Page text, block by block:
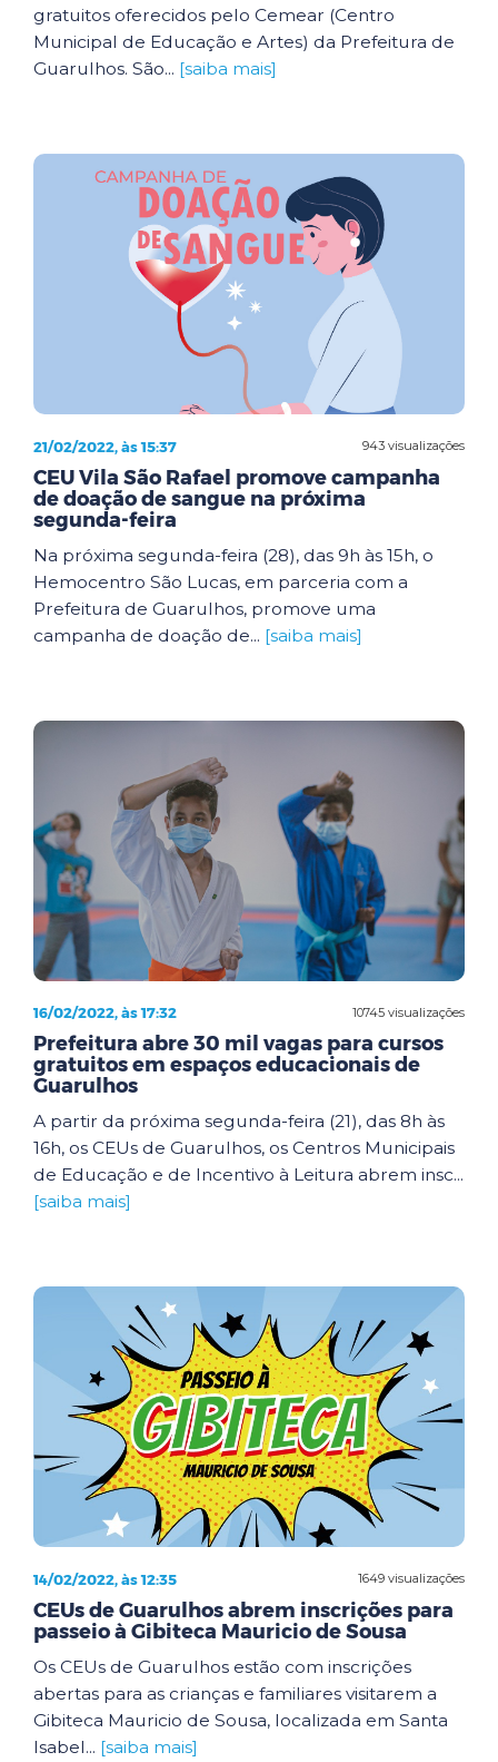
gratuitos oferecidos pelo Cemear (Centro
Municipal de Educação e Artes) da Prefeitura de
Guarulhos. São... [saiba mais]
943 visualizações
21/02/2022, às 15:37
CEU Vila São Rafael promove campanha
de doação de sangue na próxima
segunda-feira
Na próxima segunda-feira (28), das 9h às 15h, o
Hemocentro São Lucas, em parceria com a
Prefeitura de Guarulhos, promove uma
campanha de doação de... [saiba mais]
10745 visualizações
16/02/2022, às 17:32
Prefeitura abre 30 mil vagas para cursos
gratuitos em espaços educacionais de
Guarulhos
A partir da próxima segunda-feira (21), das 8h às
16h, os CEUs de Guarulhos, os Centros Municipais
de Educação e de Incentivo à Leitura abrem insc...
[saiba mais]
1649 visualizações
14/02/2022, às 12:35
CEUs de Guarulhos abrem inscrições para
passeio à Gibiteca Mauricio de Sousa
Os CEUs de Guarulhos estão com inscrições
abertas para as crianças e familiares visitarem a
Gibiteca Mauricio de Sousa, localizada em Santa
Isabel... [saiba mais]